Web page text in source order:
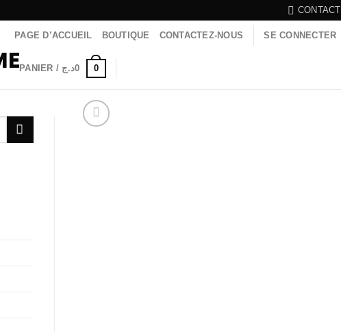
CONTACT
PAGE D’ACCUEIL BOUTIQUE CONTACTEZ-NOUS SE CONNECTER
PANIER / 0د.ج 0